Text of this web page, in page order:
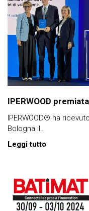
IPERWOOD
IPERWOOD® ha
Bologna il…
Leggi tutto